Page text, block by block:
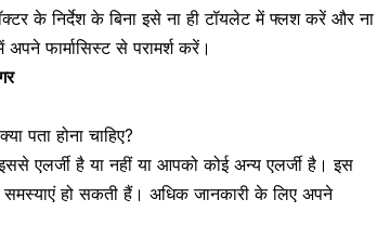
के निर्देश के बिना इसे ना ही टॉयलेट में फ्लश करें और ना
फार्मासिस्ट से परामर्श करें।
पता होना चाहिए?
एलर्जी है या नहीं या आपको कोई अन्य एलर्जी है। इस
हो सकती हैं। अधिक जानकारी के लिए अपने